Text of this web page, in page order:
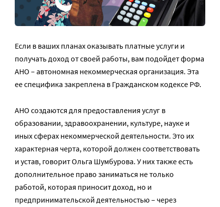
Если в ваших планах оказывать платные услуги и
получать доход от своей работы, вам подойдет форма
АНО – автономная некоммерческая организация. Эта
ее специфика закреплена в Гражданском кодексе РФ.
АНО создаются для предоставления услуг в
образовании, здравоохранении, культуре, науке и
иных сферах некоммерческой деятельности. Это их
характерная черта, которой должен соответствовать
и устав, говорит Ольга Шумбурова. У них также есть
дополнительное право заниматься не только
работой, которая приносит доход, но и
предпринимательской деятельностью – через